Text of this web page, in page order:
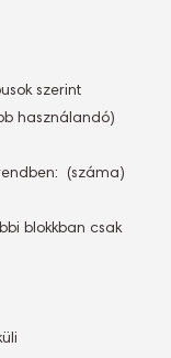
szerint
használandó)
 (száma)
blokkban csak